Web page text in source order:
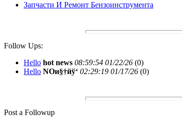
Запчасти И Ремонт Бензоинструмента
Follow Ups:
Hello hot news 08:59:54 01/22/26 (0)
Hello NOи§†йў‘ 02:29:19 01/17/26 (0)
Post a Followup